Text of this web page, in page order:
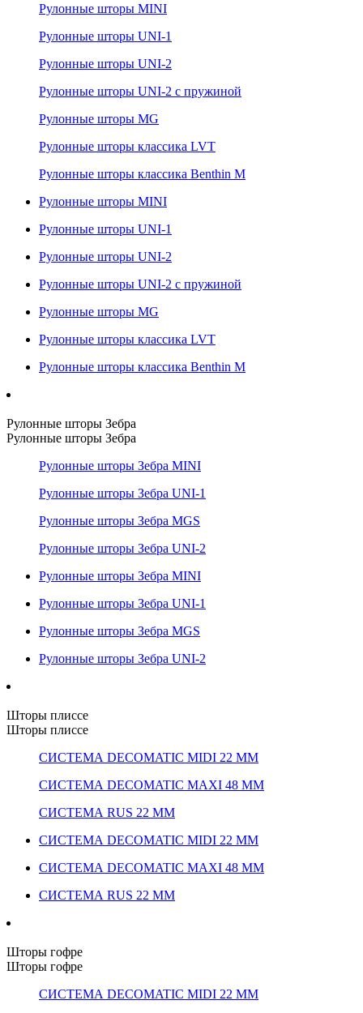
Рулонные шторы MINI
Рулонные шторы UNI-1
Рулонные шторы UNI-2
Рулонные шторы UNI-2 с пружиной
Рулонные шторы MG
Рулонные шторы классика LVT
Рулонные шторы классика Benthin M
Рулонные шторы MINI
Рулонные шторы UNI-1
Рулонные шторы UNI-2
Рулонные шторы UNI-2 с пружиной
Рулонные шторы MG
Рулонные шторы классика LVT
Рулонные шторы классика Benthin M
Рулонные шторы Зебра
Рулонные шторы Зебра
Рулонные шторы Зебра MINI
Рулонные шторы Зебра UNI-1
Рулонные шторы Зебра MGS
Рулонные шторы Зебра UNI-2
Рулонные шторы Зебра MINI
Рулонные шторы Зебра UNI-1
Рулонные шторы Зебра MGS
Рулонные шторы Зебра UNI-2
Шторы плиссе
Шторы плиссе
СИСТЕМА DECOMATIC MIDI 22 ММ
СИСТЕМА DECOMATIC MAXI 48 ММ
СИСТЕМА RUS 22 ММ
СИСТЕМА DECOMATIC MIDI 22 ММ
СИСТЕМА DECOMATIC MAXI 48 ММ
СИСТЕМА RUS 22 ММ
Шторы гофре
Шторы гофре
СИСТЕМА DECOMATIC MIDI 22 ММ